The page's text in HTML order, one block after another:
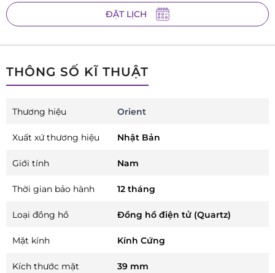
ĐẶT LỊCH
THÔNG SỐ KĨ THUẬT
Thương hiệu Orient
Xuất xứ thương hiệu Nhật Bản
Giới tính Nam
Thời gian bảo hành 12 tháng
Loại đồng hồ Đồng hồ điện tử (Quartz)
Mặt kính Kính Cứng
Kích thước mặt 39 mm